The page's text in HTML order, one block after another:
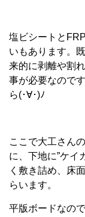
塩ビシートと
いもあります。
来的に剥離や割
事が必要なので
ら(･∀･)ﾉ
ここで大工さん
に、下地に”ケイ
く敷き詰め、床
らいます。
平版ボードなの